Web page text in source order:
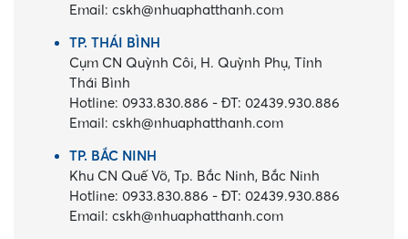
Email:cskh@nhuaphatthanh.com
TP. THÁI BÌNH
Cụm CN Quỳnh Côi, H. Quỳnh Phụ, Tỉnh
Thái Bình
Hotline: 0933.830.886 -ĐT: 02439.930.886
Email:cskh@nhuaphatthanh.com
TP. BẮC NINH
Khu CN Quế Võ, Tp. Bắc Ninh, Bắc Ninh
Hotline: 0933.830.886 -ĐT: 02439.930.886
Email:cskh@nhuaphatthanh.com